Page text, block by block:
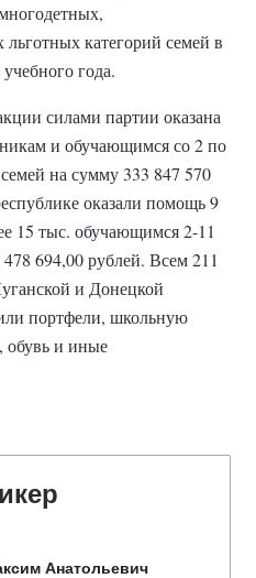
категорий семей в
года.
силами партии оказана
и обучающимся со 2 по
на сумму 333 847 570
оказали помощь 9
15 тыс. обучающимся 2-11
694,00 рублей. Всем 211
и Донецкой
портфели, школьную
обувь и иные
Анатольевич